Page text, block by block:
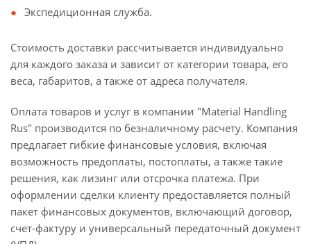
Экспедиционная служба.
Стоимость доставки рассчитывается индивидуально
для каждого заказа и зависит от категории товара, его
веса, габаритов, а также от адреса получателя.
Оплата товаров и услуг в компании "Material Handling
Rus" производится по безналичному расчету. Компания
предлагает гибкие финансовые условия, включая
возможность предоплаты, постоплаты, а также такие
решения, как лизинг или отсрочка платежа. При
оформлении сделки клиенту предоставляется полный
пакет финансовых документов, включающий договор,
счет-фактуру и универсальный передаточный документ